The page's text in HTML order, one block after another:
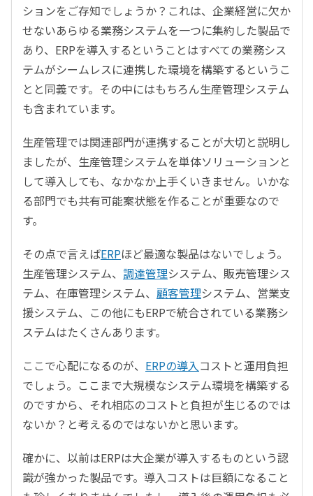
ションをご存知でしょうか？これは、企業経営に欠か
せないあらゆる業務システムを一つに集約した製品で
あり、ERPを導入するということはすべての業務シス
テムがシームレスに連携した環境を構築するというこ
とと同義です。その中にはもちろん生産管理システム
も含まれています。
生産管理では関連部門が連携することが大切と説明し
ましたが、生産管理システムを単体ソリューションと
して導入しても、なかなか上手くいきません。いかな
る部門でも共有可能案状態を作ることが重要なので
す。
その点で言えばERPほど最適な製品はないでしょう。
生産管理システム、 調達管理システム、販売管理シス
テム、在庫管理システム、 顧客管理システム、営業支
援システム、この他にもERPで統合されている業務シ
ステムはたくさんあります。
ここで心配になるのが、 ERPの導入 コストと運用負担
でしょう。ここまで大規模なシステム環境を構築する
のですから、それ相応のコストと負担が生じるのでは
ないか？と考えるのではないかと思います。
確かに、以前はERPは大企業が導入するものという認
識が強かった製品です。導入コストは巨額になること